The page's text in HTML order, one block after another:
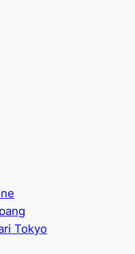
Tokyo